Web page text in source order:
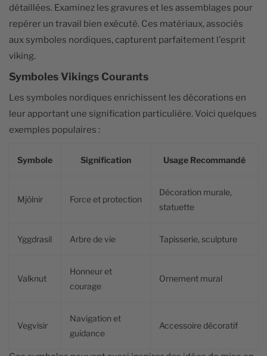
détaillées. Examinez les gravures et les assemblages pour
repérer un travail bien exécuté. Ces matériaux, associés
aux symboles nordiques, capturent parfaitement l'esprit
viking.
Symboles Vikings Courants
Les symboles nordiques enrichissent les décorations en
leur apportant une signification particulière. Voici quelques
exemples populaires :
Symbole Signification Usage Recommandé
Mjölnir Force et protection
Décoration murale,
statuette
Yggdrasil Arbre de vie Tapisserie, sculpture
Valknut
Honneur et
courage
Ornement mural
Vegvisir
Navigation et
guidance
Accessoire décoratif